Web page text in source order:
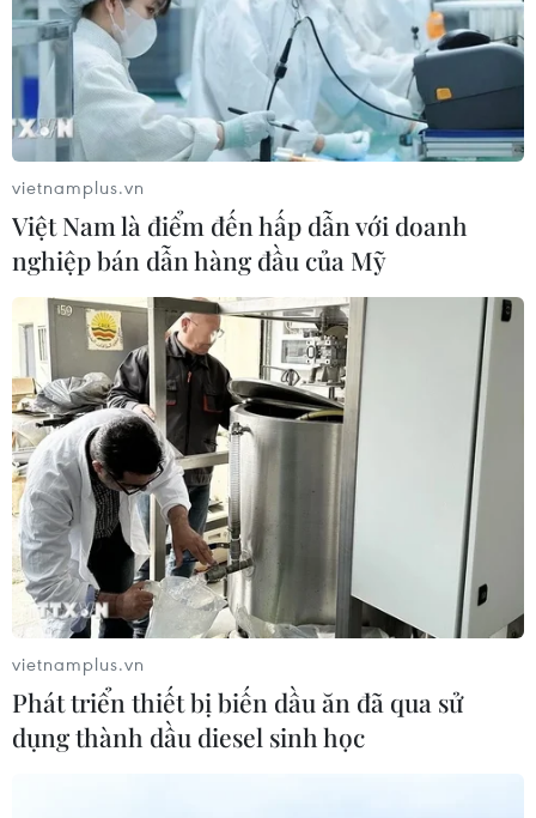
vietnamplus.vn
Việt Nam là điểm đến hấp dẫn với doanh
nghiệp bán dẫn hàng đầu của Mỹ
vietnamplus.vn
Phát triển thiết bị biến dầu ăn đã qua sử
dụng thành dầu diesel sinh học